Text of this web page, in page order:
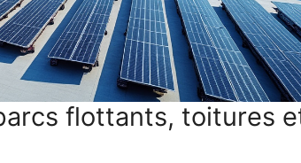
flottants, toitures